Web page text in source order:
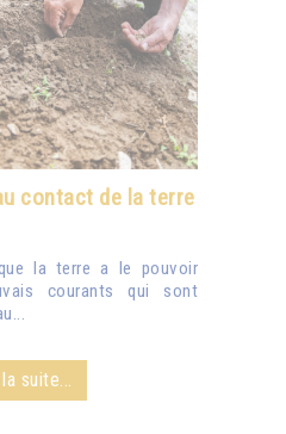
contact de la terre
la terre a le pouvoir
courants qui sont
suite...